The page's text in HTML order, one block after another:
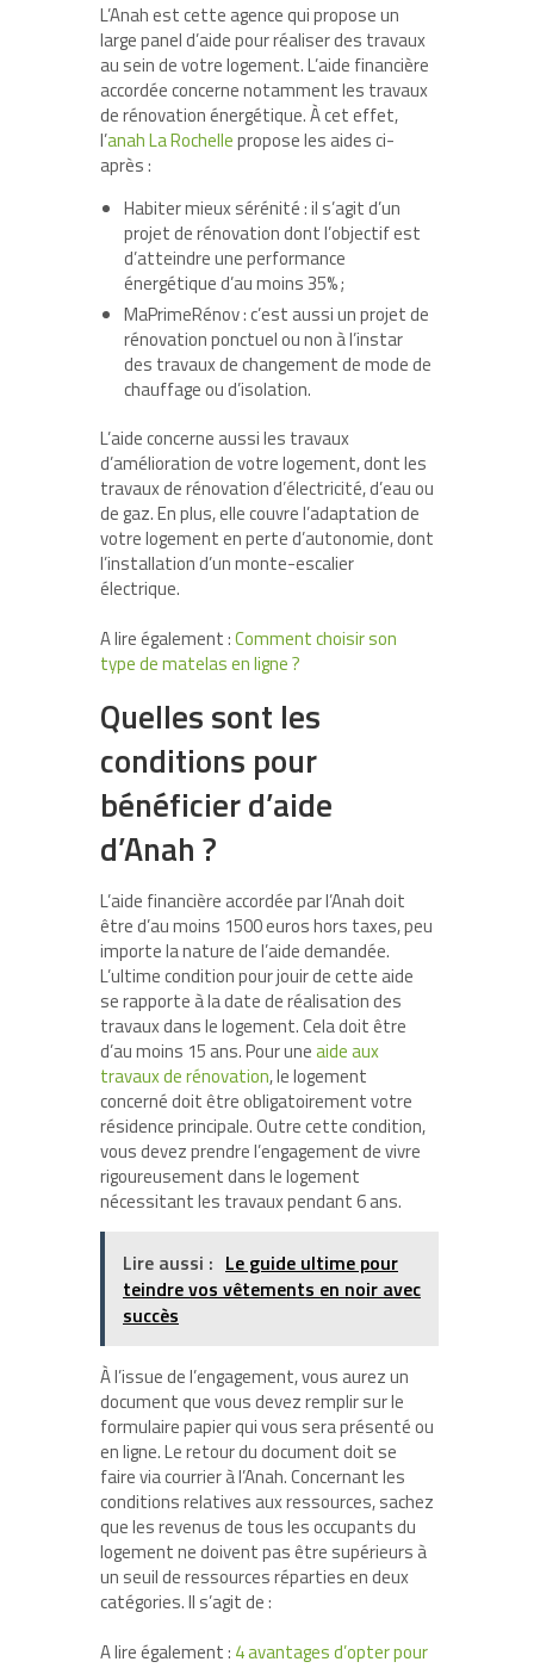
L’Anah est cette agence qui propose un
large panel d’aide pour réaliser des travaux
au sein de votre logement. L’aide financière
accordée concerne notamment les travaux
de rénovation énergétique. À cet effet,
l’anah La Rochellepropose les aides ci-
après :
Habiter mieux sérénité : il s’agit d’un
projet de rénovation dont l’objectif est
d’atteindre une performance
énergétique d’au moins 35% ;
MaPrimeRénov : c’est aussi un projet de
rénovation ponctuel ou non à l’instar
des travaux de changement de mode de
chauffage ou d’isolation.
L’aide concerne aussi les travaux
d’amélioration de votre logement, dont les
travaux de rénovation d’électricité, d’eau ou
de gaz. En plus, elle couvre l’adaptation de
votre logement en perte d’autonomie, dont
l’installation d’un monte-escalier
électrique.
A lire également :Comment choisir son
type de matelas en ligne ?
Quelles sont les
conditions pour
bénéficier d’aide
d’Anah ?
L’aide financière accordée par l’Anah doit
être d’au moins 1500 euros hors taxes, peu
importe la nature de l’aide demandée.
L’ultime condition pour jouir de cette aide
se rapporte à la date de réalisation des
travaux dans le logement. Cela doit être
d’au moins 15 ans. Pour uneaide aux
travaux de rénovation, le logement
concerné doit être obligatoirement votre
résidence principale. Outre cette condition,
vous devez prendre l’engagement de vivre
rigoureusement dans le logement
nécessitant les travaux pendant 6 ans.
Lire aussi : Le guide ultime pour
teindre vos vêtements en noir avec
succès
À l’issue de l’engagement, vous aurez un
document que vous devez remplir sur le
formulaire papier qui vous sera présenté ou
en ligne. Le retour du document doit se
faire via courrier à l’Anah. Concernant les
conditions relatives aux ressources, sachez
que les revenus de tous les occupants du
logement ne doivent pas être supérieurs à
un seuil de ressources réparties en deux
catégories. Il s’agit de :
A lire également : 4 avantages d’opter pour